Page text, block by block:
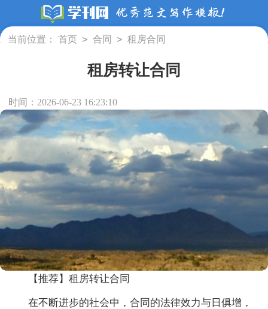
当前位置： 首页 > 合同 > 租房合同
租房转让合同
时间：2026-06-23 16:23:10
【推荐】租房转让合同
在不断进步的社会中，合同的法律效力与日俱增，